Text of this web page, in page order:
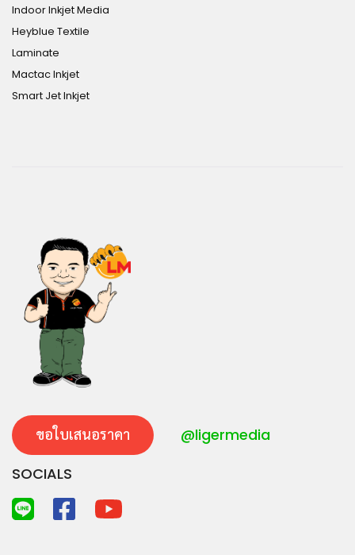
Indoor Inkjet Media
Heyblue Textile
Laminate
Mactac Inkjet
Smart Jet Inkjet
ขอใบเสนอราคา
@ligermedia
SOCIALS